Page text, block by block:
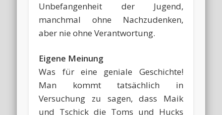
Unbefangenheit der Jugend,
manchmal ohne Nachzudenken,
aber nie ohne Verantwortung.
Eigene Meinung
Was für eine geniale Geschichte!
Man kommt tatsächlich in
Versuchung zu sagen, dass Maik
und Tschick die Toms und Hucks